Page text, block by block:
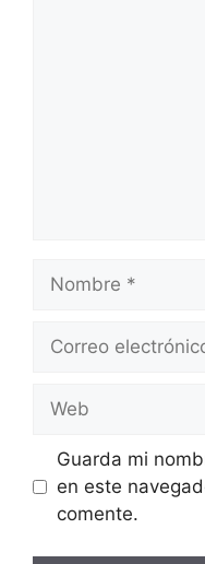
Nombre
Correo
Web
Guarda mi
en este
comente.